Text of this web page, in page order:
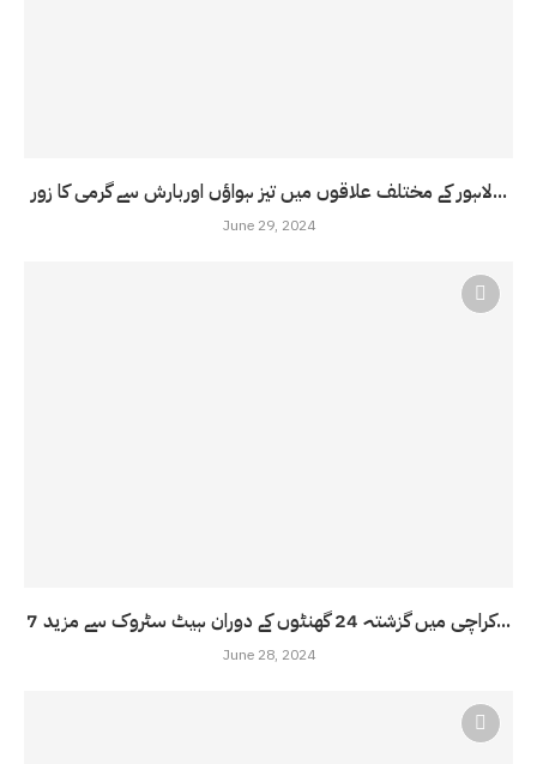
لاہور کے مختلف علاقوں میں تیز ہواؤں اوربارش سے گرمی کا زور...
June 29, 2024
کراچی میں گزشتہ 24 گھنٹوں کے دوران ہیٹ سٹروک سے مزید 7...
June 28, 2024